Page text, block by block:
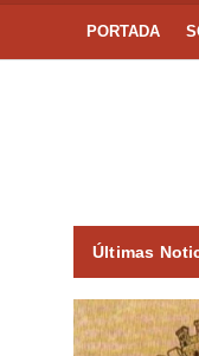
PORTADA
Últimas